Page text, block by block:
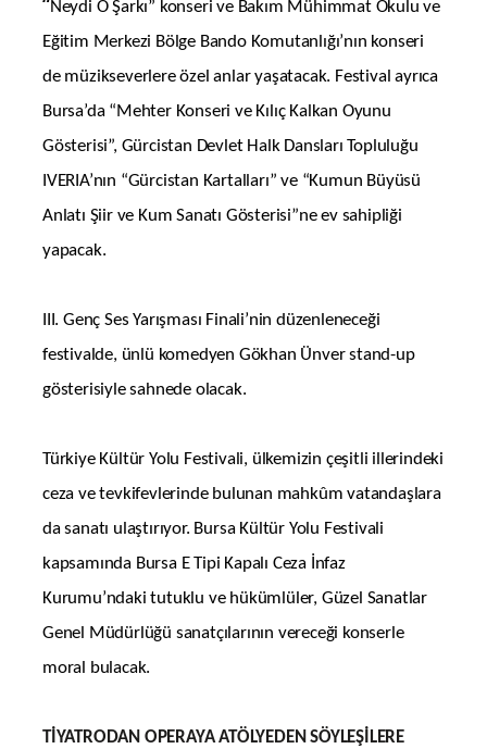
Neydi O Şarkı” konseri ve Bakım Mühimmat Okulu ve
Eğitim Merkezi Bölge Bando Komutanlığı’nın konseri
de müzikseverlere özel anlar yaşatacak. Festival ayrıca
Bursa’da “Mehter Konseri ve Kılıç Kalkan Oyunu
Gösterisi”, Gürcistan Devlet Halk Dansları Topluluğu
IVERIA’nın “Gürcistan Kartalları” ve “Kumun Büyüsü
Anlatı Şiir ve Kum Sanatı Gösterisi”ne ev sahipliği
yapacak.
III. Genç Ses Yarışması Finali’nin düzenleneceği
festivalde, ünlü komedyen Gökhan Ünver stand-up
gösterisiyle sahnede olacak.
Türkiye Kültür Yolu Festivali, ülkemizin çeşitli illerindeki
ceza ve tevkifevlerinde bulunan mahkûm vatandaşlara
da sanatı ulaştırıyor. Bursa Kültür Yolu Festivali
kapsamında Bursa E Tipi Kapalı Ceza İnfaz
Kurumu’ndaki tutuklu ve hükümlüler, Güzel Sanatlar
Genel Müdürlüğü sanatçılarının vereceği konserle
moral bulacak.
TİYATRODAN OPERAYA ATÖLYEDEN SÖYLEŞİLERE